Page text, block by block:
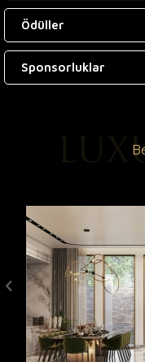
Ödüller
Sponsorluklar